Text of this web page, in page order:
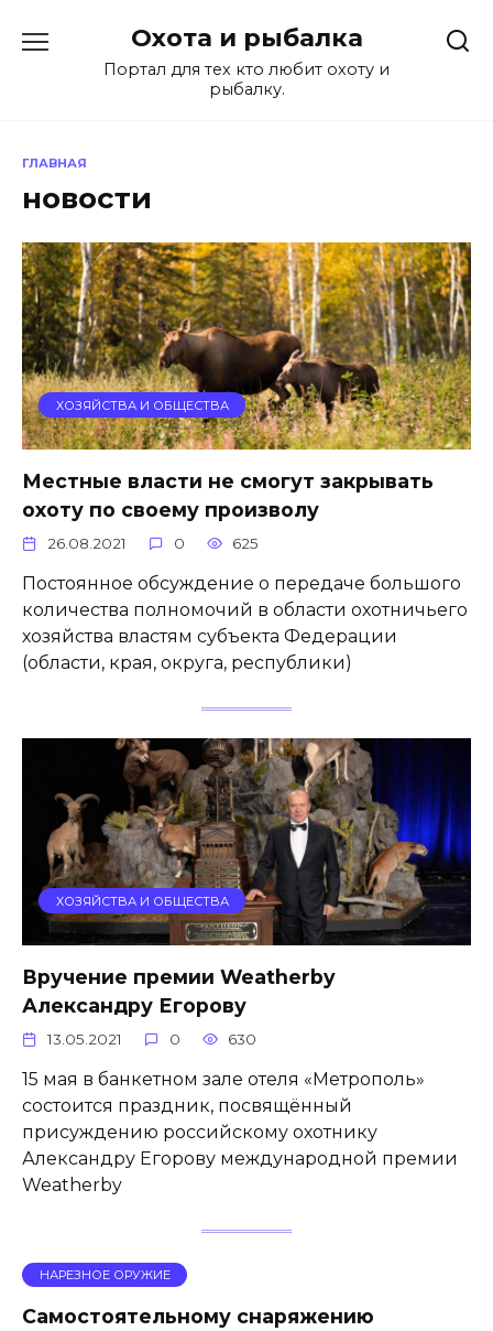
содержанию
Охота и рыбалка
Портал для тех кто любит охоту и
рыбалку.
ГЛАВНАЯ
новости
ХОЗЯЙСТВА И ОБЩЕСТВА
Местные власти не смогут закрывать
охоту по своему произволу
26.08.2021 0 625
Постоянное обсуждение о передаче большого
количества полномочий в области охотничьего
хозяйства властям субъекта Федерации
(области, края, округа, республики)
ХОЗЯЙСТВА И ОБЩЕСТВА
Вручение премии Weatherby
Александру Егорову
13.05.2021 0 630
15 мая в банкетном зале отеля «Метрополь»
состоится праздник, посвящённый
присуждению российскому охотнику
Александру Егорову международной премии
Weatherby
НАРЕЗНОЕ ОРУЖИЕ
Самостоятельному снаряжению